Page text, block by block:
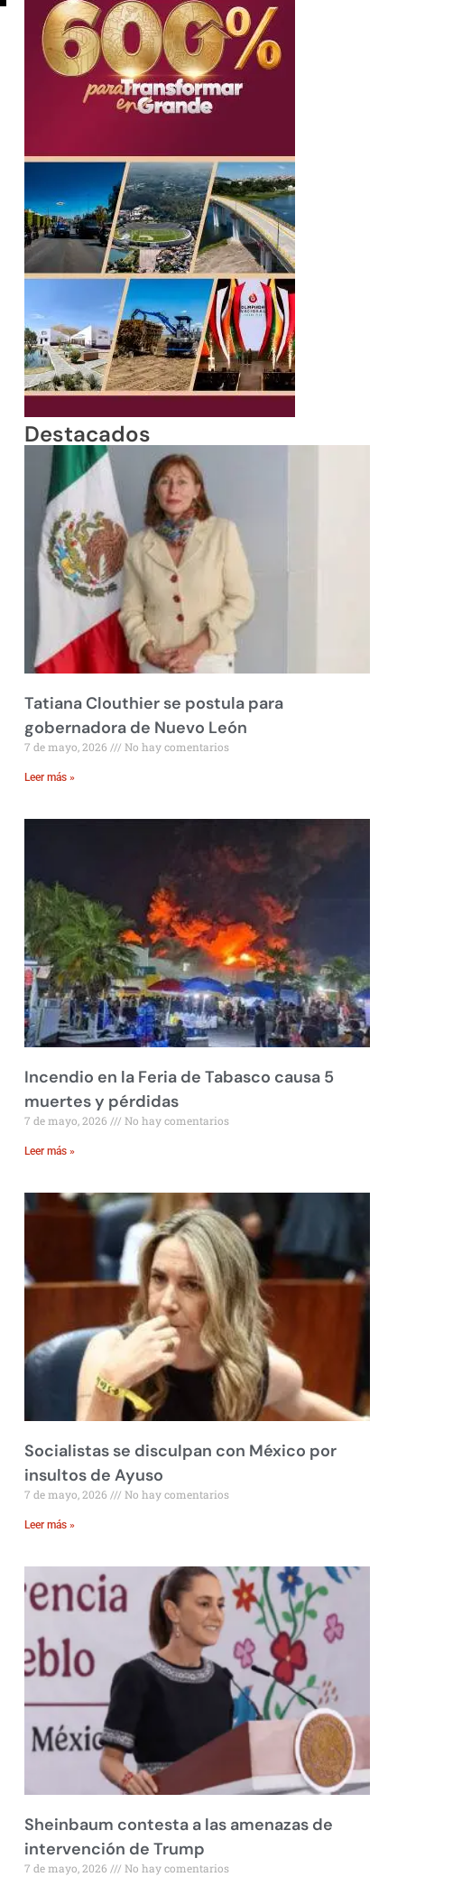
Destacados
Tatiana Clouthier se postula para
gobernadora de Nuevo León
7 de mayo, 2026 No hay comentarios
Leer más »
Incendio en la Feria de Tabasco causa 5
muertes y pérdidas
7 de mayo, 2026 No hay comentarios
Leer más »
Socialistas se disculpan con México por
insultos de Ayuso
7 de mayo, 2026 No hay comentarios
Leer más »
Sheinbaum contesta a las amenazas de
intervención de Trump
7 de mayo, 2026 No hay comentarios